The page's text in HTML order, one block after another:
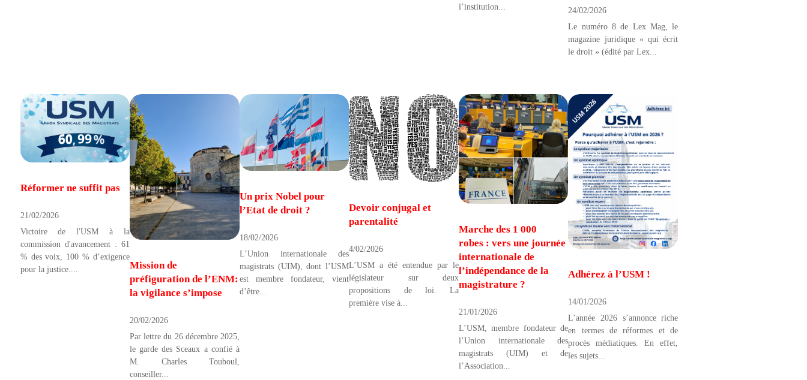
l’institution...
24/02/2026
Le numéro 8 de Lex Mag, le
magazine juridique « qui écrit
le droit » (édité par Lex...
Réformer ne suffit pas
21/02/2026
Victoire de l'USM à la
commission d'avancement : 61
% des voix, 100 % d’exigence
pour la justice....
Mission de
préfiguration de l’ENM:
la vigilance s’impose
20/02/2026
Par lettre du 26 décembre 2025,
le garde des Sceaux a confié à
M. Charles Touboul,
conseiller...
Un prix Nobel pour
l’Etat de droit ?
18/02/2026
L’Union internationale des
magistrats (UIM), dont l’USM
est membre fondateur, vient
d’être...
Devoir conjugal et
parentalité
4/02/2026
L’USM a été entendue par le
législateur sur deux
propositions de loi. La
première vise à...
Marche des 1 000
robes : vers une journée
internationale de
l’indépendance de la
magistrature ?
21/01/2026
L’USM, membre fondateur de
l’Union internationale des
magistrats (UIM) et de
l’Association...
Adhérez à l’USM !
14/01/2026
L’année 2026 s’annonce riche
en termes de réformes et de
procès médiatiques. En effet,
les sujets...